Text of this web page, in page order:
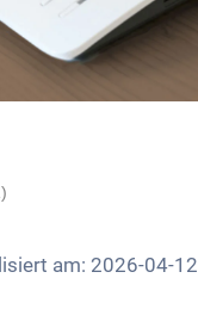
)
am: 2026-04-12